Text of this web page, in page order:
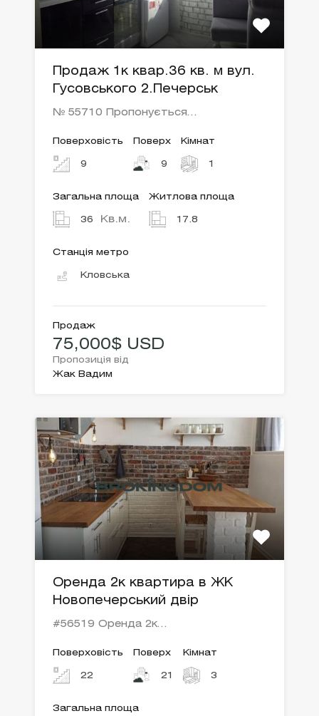
Продаж 1к квар.36 кв. м вул.
Гусовського 2.Печерськ
№ 55710 Пропонується…
Поверховість
9
Поверх
9
Кімнат
1
Загальна площа
36 Кв.м.
Житлова площа
17.8
Станція метро
Кловська
Продаж
75,000$ USD
Пропозиція від
Жак Вадим
Оренда 2к квартира в ЖК
Новопечерський двір
#56519 Оренда 2к…
Поверховість
22
Поверх
21
Кімнат
3
Загальна площа